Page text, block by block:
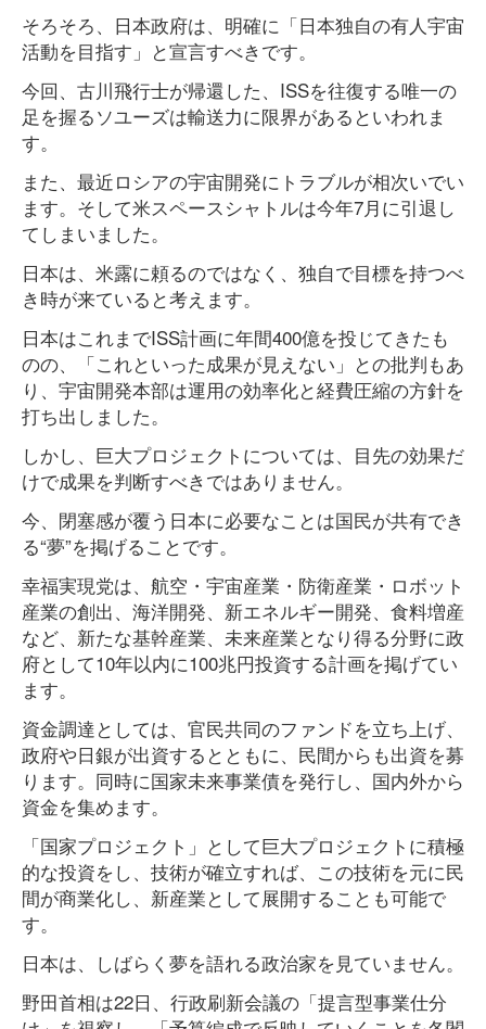
そろそろ、日本政府は、明確に「日本独自の有人宇宙
活動を目指す」と宣言すべきです。
今回、古川飛行士が帰還した、ISSを往復する唯一の
足を握るソユーズは輸送力に限界があるといわれま
す。
また、最近ロシアの宇宙開発にトラブルが相次いでい
ます。そして米スペースシャトルは今年7月に引退し
てしまいました。
日本は、米露に頼るのではなく、独自で目標を持つべ
き時が来ていると考えます。
日本はこれまでISS計画に年間400億を投じてきたも
のの、「これといった成果が見えない」との批判もあ
り、宇宙開発本部は運用の効率化と経費圧縮の方針を
打ち出しました。
しかし、巨大プロジェクトについては、目先の効果だ
けで成果を判断すべきではありません。
今、閉塞感が覆う日本に必要なことは国民が共有でき
る“夢”を掲げることです。
幸福実現党は、航空・宇宙産業・防衛産業・ロボット
産業の創出、海洋開発、新エネルギー開発、食料増産
など、新たな基幹産業、未来産業となり得る分野に政
府として10年以内に100兆円投資する計画を掲げてい
ます。
資金調達としては、官民共同のファンドを立ち上げ、
政府や日銀が出資するとともに、民間からも出資を募
ります。同時に国家未来事業債を発行し、国内外から
資金を集めます。
「国家プロジェクト」として巨大プロジェクトに積極
的な投資をし、技術が確立すれば、この技術を元に民
間が商業化し、新産業として展開することも可能で
す。
日本は、しばらく夢を語れる政治家を見ていません。
野田首相は22日、行政刷新会議の「提言型事業仕分